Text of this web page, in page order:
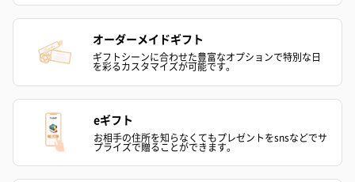
花束ハンドタオル（ピ
ンク）（1,760円）
花束ハンドタオル（ブ
ルー）（1,760円）
花束ハンドタ
ワイト）（
キャンドル・お香
キャンドル・お香を同梱してお届けいたします。
オーダーメイドギフト
ギフトシーンに合わせた豊富なオプションで特別な日
を彩るカスタマイズが可能です。
eギフト
お相手の住所を知らなくてもプレゼントをsnsなどでサ
プライズで贈ることができます。